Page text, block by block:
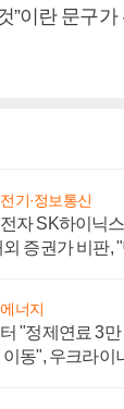
”이란 문구
기·정보통신
자 SK하이닉
외 증권가 비판,
너지
"정제연료 3만
이동", 우크라이